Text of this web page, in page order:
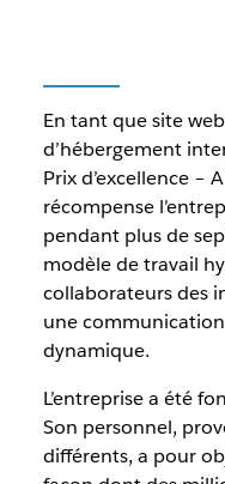
En tant que site
d’hébergement
Prix d’excellence –
récompense
pendant plus de
modèle de travail
collaborateurs des
une
dynamique.
L’entreprise a été
Son personnel,
différents, a pour